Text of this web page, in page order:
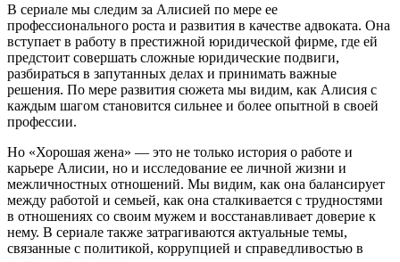
В сериале мы следим за Алисией по мере ее
профессионального роста и развития в качестве адвоката. Она
вступает в работу в престижной юридической фирме, где ей
предстоит совершать сложные юридические подвиги,
разбираться в запутанных делах и принимать важные
решения. По мере развития сюжета мы видим, как Алисия с
каждым шагом становится сильнее и более опытной в своей
профессии.
Но «Хорошая жена» — это не только история о работе и
карьере Алисии, но и исследование ее личной жизни и
межличностных отношений. Мы видим, как она балансирует
между работой и семьей, как она сталкивается с трудностями
в отношениях со своим мужем и восстанавливает доверие к
нему. В сериале также затрагиваются актуальные темы,
связанные с политикой, коррупцией и справедливостью в